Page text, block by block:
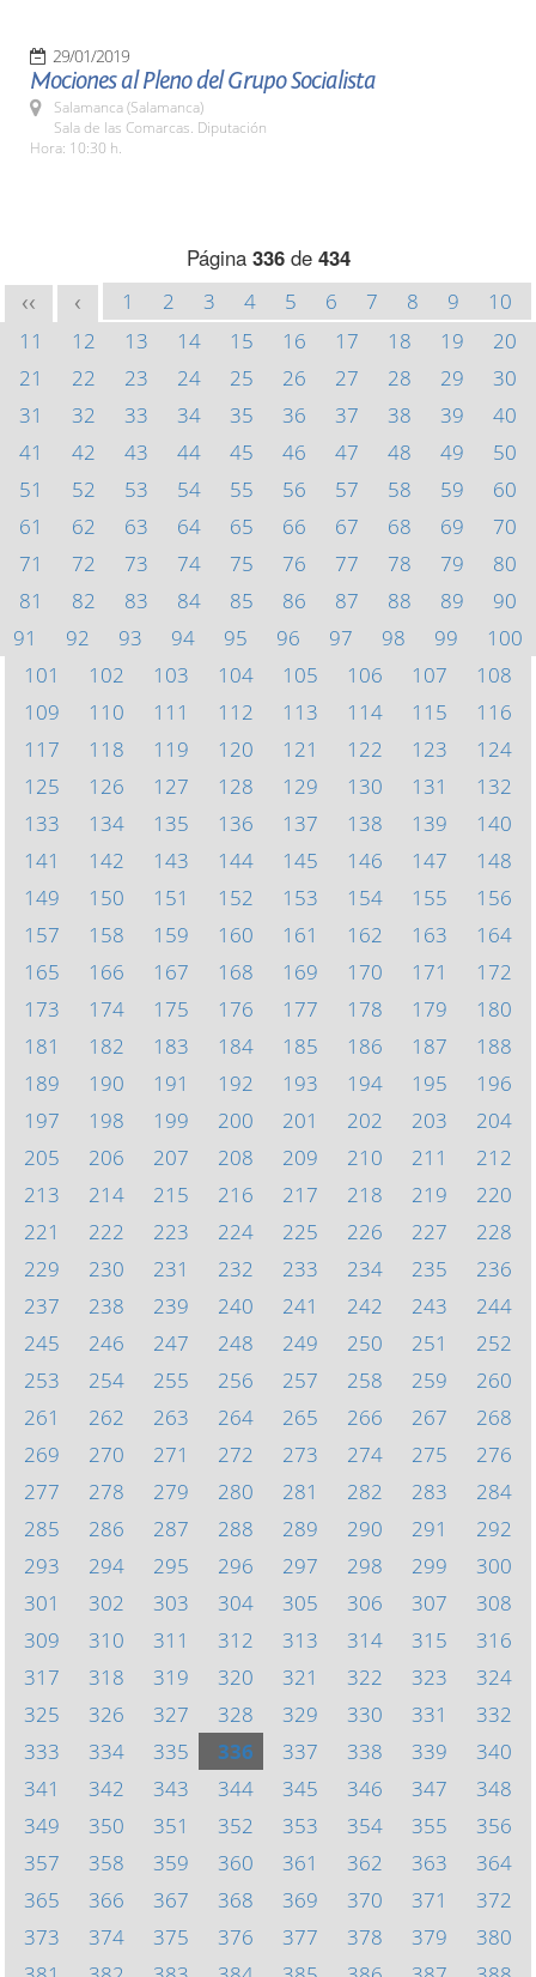
29/01/2019
Mociones al Pleno del Grupo Socialista
Salamanca (Salamanca)
Sala de las Comarcas. Diputación
Hora: 10:30 h.
Página 336de 434
<< < 1 2 3 4 5 6 7 8 9
10
11
12 13 14 15 16 17 18 19
20
21
22 23 24 25 26 27 28 29
30
31
32 33 34 35 36 37 38 39
40
41
42 43 44 45 46 47 48 49
50
51
52 53 54 55 56 57 58 59
60
61
62 63 64 65 66 67 68 69
70
71
72 73 74 75 76 77 78 79
80
81
82 83 84 85 86 87 88 89
90
91
92 93 94 95 96 97 98 99
100
101
102 103 104 105 106 107
108
109
110 111 112 113 114 115
116
117
118 119 120 121 122 123
124
125
126 127 128 129 130 131
132
133
134 135 136 137 138 139
140
141
142 143 144 145 146 147
148
149
150 151 152 153 154 155
156
157
158 159 160 161 162 163
164
165
166 167 168 169 170 171
172
173
174 175 176 177 178 179
180
181
182 183 184 185 186 187
188
189
190 191 192 193 194 195
196
197
198 199 200 201 202 203
204
205
206 207 208 209 210 211
212
213
214 215 216 217 218 219
220
221
222 223 224 225 226 227
228
229
230 231 232 233 234 235
236
237
238 239 240 241 242 243
244
245
246 247 248 249 250 251
252
253
254 255 256 257 258 259
260
261
262 263 264 265 266 267
268
269
270 271 272 273 274 275
276
277
278 279 280 281 282 283
284
285
286 287 288 289 290 291
292
293
294 295 296 297 298 299
300
301
302 303 304 305 306 307
308
309
310 311 312 313 314 315
316
317
318 319 320 321 322 323
324
325
326 327 328 329 330 331
332
333
334 335 336 337 338 339
340
341
342 343 344 345 346 347
348
349
350 351 352 353 354 355
356
357
358 359 360 361 362 363
364
365
366 367 368 369 370 371
372
373
374 375 376 377 378 379
380